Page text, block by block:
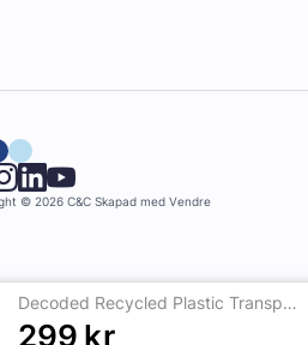
Decoded Recycled Plastic Transparent Loop Stand BackCover för iPhone 15 Pro Ash
299 kr
© 2026 C&C Skapad med Vendre